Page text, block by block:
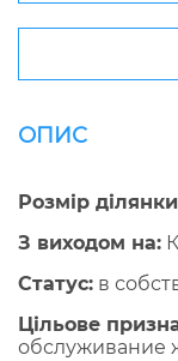
ОПИС
Розмір
З виходом на:
Cтатус: в
Цільове
обслуживание